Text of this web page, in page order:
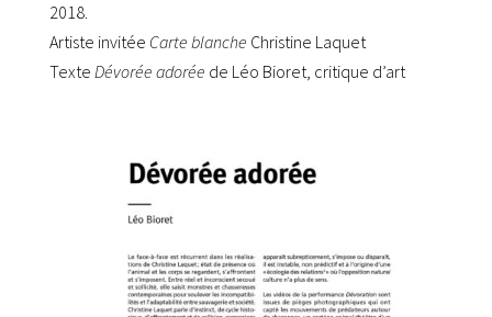
2018.
Artiste invitée Carte blanche Christine Laquet
Texte Dévorée adorée de Léo Bioret, critique d’art